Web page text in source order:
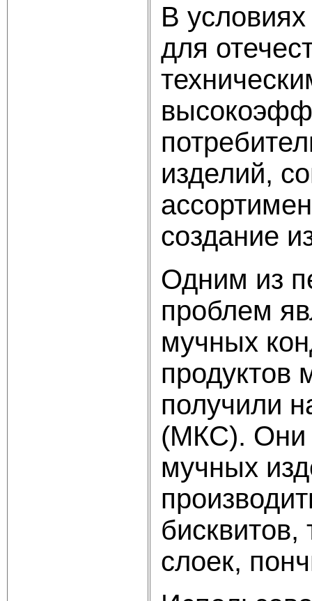
В
для
изделий,
создание
Одним из
проблем
мучных
продуктов
получили
(МКС). Они
мучных
бисквитов,
слоек,